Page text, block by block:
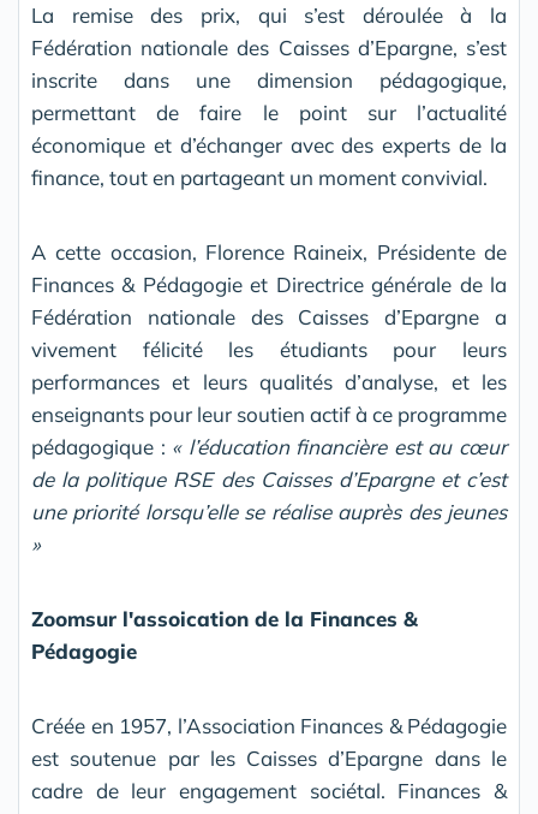
La remise des prix, qui s’est déroulée à la
Fédération nationale des Caisses d’Epargne, s’est
inscrite dans une dimension pédagogique,
permettant de faire le point sur l’actualité
économique et d’échanger avec des experts de la
finance, tout en partageant un moment convivial.
A cette occasion, Florence Raineix, Présidente de
Finances & Pédagogie et Directrice générale de la
Fédération nationale des Caisses d’Epargne a
vivement félicité les étudiants pour leurs
performances et leurs qualités d’analyse, et les
enseignants pour leur soutien actif à ce programme
pédagogique : « l’éducation financière est au cœur
de la politique RSE des Caisses d’Epargne et c’est
une priorité lorsqu’elle se réalise auprès des jeunes
»
Zoomsur l'assoication de la Finances &
Pédagogie
Créée en 1957, l’Association Finances & Pédagogie
est soutenue par les Caisses d’Epargne dans le
cadre de leur engagement sociétal. Finances &